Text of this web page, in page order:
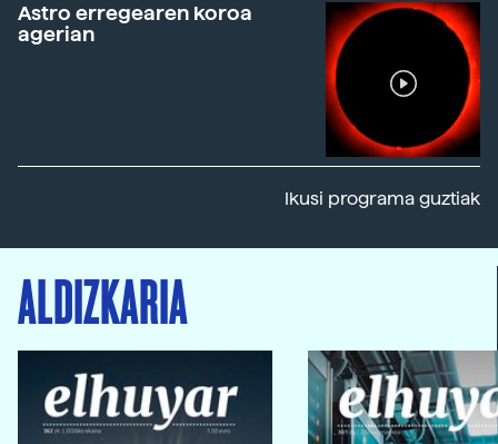
Astro erregearen koroa
agerian
Ikusi programa guztiak
ALDIZKARIA